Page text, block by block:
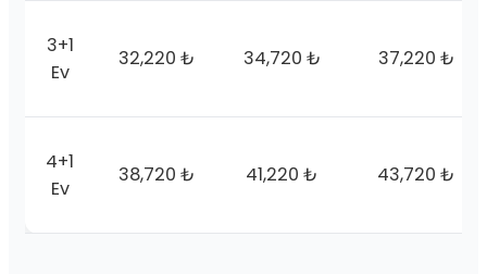
3+1
Ev
32,220 ₺ 34,720 ₺ 37,220 ₺
4+1
Ev
38,720 ₺ 41,220 ₺ 43,720 ₺